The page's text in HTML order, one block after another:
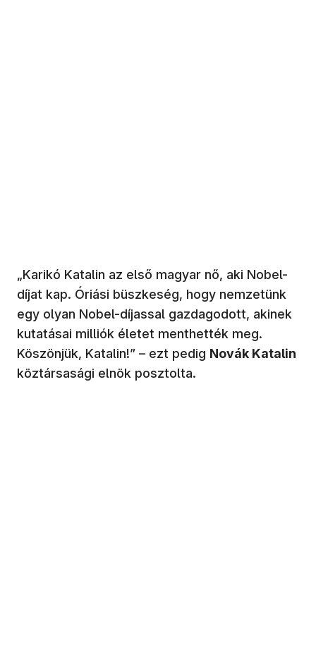
„Karikó Katalin az első magyar nő, aki Nobel-
díjat kap. Óriási büszkeség, hogy nemzetünk
egy olyan Nobel-díjassal gazdagodott, akinek
kutatásai milliók életet menthették meg.
Köszönjük, Katalin!” – ezt pedig Novák Katalin
köztársasági elnök posztolta.